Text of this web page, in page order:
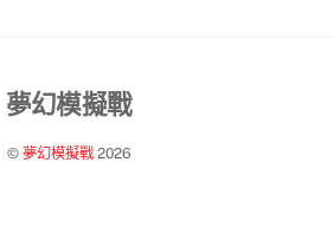
Back
Top
夢幻模擬戰
© 夢幻模擬戰2026